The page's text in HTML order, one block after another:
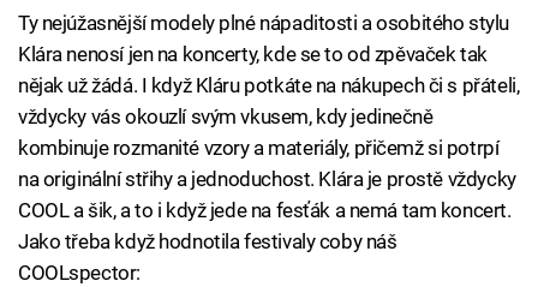
Ty nejúžasnější modely plné nápaditosti a osobitého stylu
Klára nenosí jen na koncerty, kde se to od zpěvaček tak
nějak už žádá. I když Kláru potkáte na nákupech či s přáteli,
vždycky vás okouzlí svým vkusem, kdy jedinečně
kombinuje rozmanité vzory a materiály, přičemž si potrpí
na originální střihy a jednoduchost. Klára je prostě vždycky
COOL a šik, a to i když jede na fesťák a nemá tam koncert.
Jako třeba když hodnotila festivaly coby náš
COOLspector: